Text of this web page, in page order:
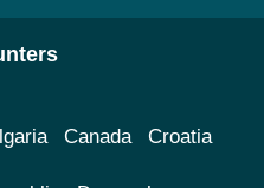
Canada Croatia